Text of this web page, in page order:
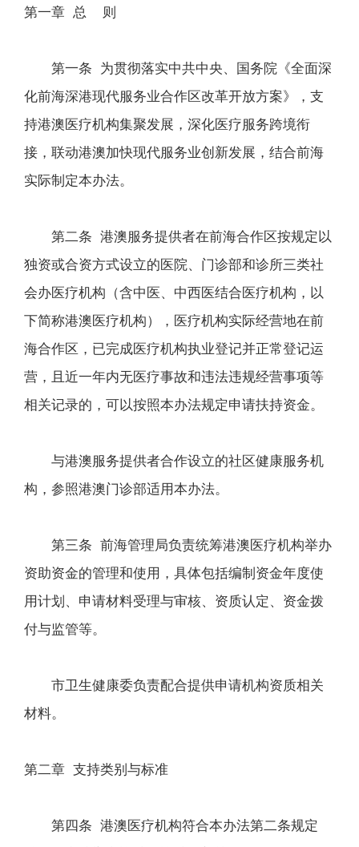
第一章 总 则
第一条 为贯彻落实中共中央、国务院《全面深
化前海深港现代服务业合作区改革开放方案》，支
持港澳医疗机构集聚发展，深化医疗服务跨境衔
接，联动港澳加快现代服务业创新发展，结合前海
实际制定本办法。
第二条 港澳服务提供者在前海合作区按规定以
独资或合资方式设立的医院、门诊部和诊所三类社
会办医疗机构（含中医、中西医结合医疗机构，以
下简称港澳医疗机构），医疗机构实际经营地在前
海合作区，已完成医疗机构执业登记并正常登记运
营，且近一年内无医疗事故和违法违规经营事项等
相关记录的，可以按照本办法规定申请扶持资金。
与港澳服务提供者合作设立的社区健康服务机
构，参照港澳门诊部适用本办法。
第三条 前海管理局负责统筹港澳医疗机构举办
资助资金的管理和使用，具体包括编制资金年度使
用计划、申请材料受理与审核、资质认定、资金拨
付与监管等。
市卫生健康委负责配合提供申请机构资质相关
材料。
第二章 支持类别与标准
第四条 港澳医疗机构符合本办法第二条规定